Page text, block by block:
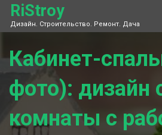
Skip
content
RiStroy
Дизайн. Строительство. Ремонт. Дача
Кабинет-
фото): дизайн
комнаты с